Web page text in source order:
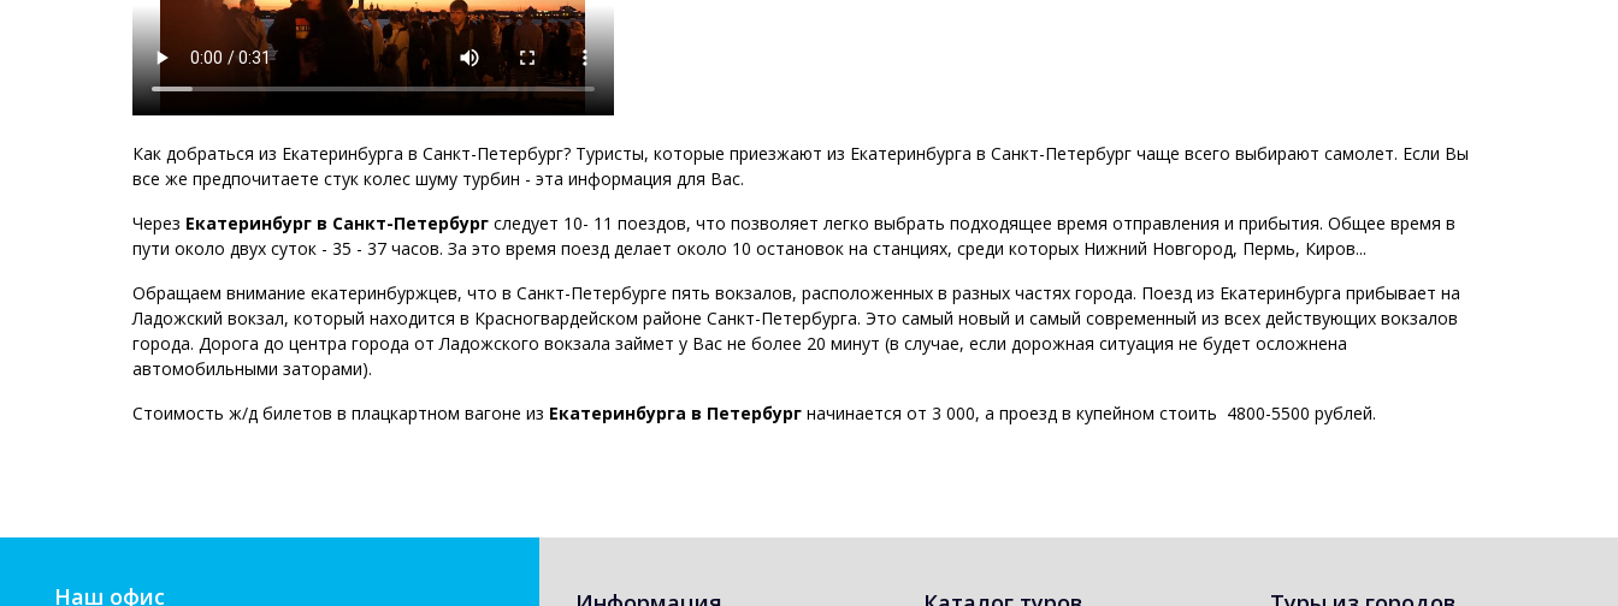
Как добраться из Екатеринбурга в Санкт-Петербург? Туристы, которые приезжают из Екатеринбурга в Санкт-Петербург чаще всего выбирают самолет. Если Вы
все же предпочитаете стук колес шуму турбин - эта информация для Вас.
Через Екатеринбург в Санкт-Петербург следует 10- 11 поездов, что позволяет легко выбрать подходящее время отправления и прибытия. Общее время в
пути около двух суток - 35 - 37 часов. За это время поезд делает около 10 остановок на станциях, среди которых Нижний Новгород, Пермь, Киров...
Обращаем внимание екатеринбуржцев, что в Санкт-Петербурге пять вокзалов, расположенных в разных частях города. Поезд из Екатеринбурга прибывает на
Ладожский вокзал, который находится в Красногвардейском районе Санкт-Петербурга. Это самый новый и самый современный из всех действующих вокзалов
города. Дорога до центра города от Ладожского вокзала займет у Вас не более 20 минут (в случае, если дорожная ситуация не будет осложнена
автомобильными заторами).
Стоимость ж/д билетов в плацкартном вагоне из Екатеринбурга в Петербург начинается от 3 000, а проезд в купейном стоить 4800-5500 рублей.
Наш офис